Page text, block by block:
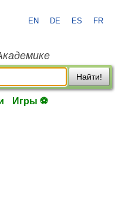
EN DE ES FR
Найти!
Игры ⚽